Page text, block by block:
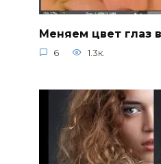
Меняем цвет глаз
6 1.3к.